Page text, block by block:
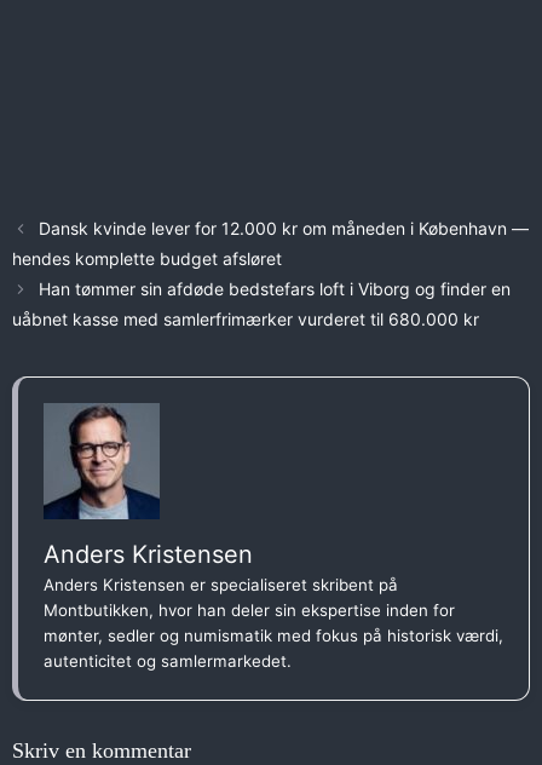
Dansk kvinde lever for 12.000 kr om måneden i København —
hendes komplette budget afsløret
Han tømmer sin afdøde bedstefars loft i Viborg og finder en
uåbnet kasse med samlerfrimærker vurderet til 680.000 kr
Anders Kristensen
Anders Kristensen er specialiseret skribent på
Montbutikken, hvor han deler sin ekspertise inden for
mønter, sedler og numismatik med fokus på historisk værdi,
autenticitet og samlermarkedet.
Skriv en kommentar